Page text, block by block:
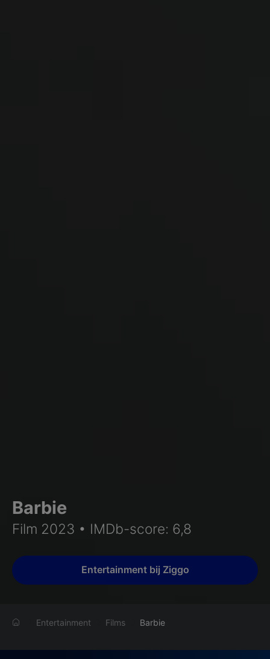
Barbie
Film 2023 • IMDb-score: 6,8
Entertainment bij Ziggo
Entertainment Films Barbie